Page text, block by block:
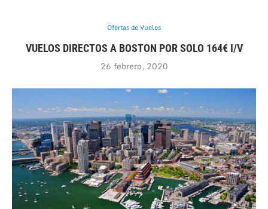
Ofertas de Vuelos
VUELOS DIRECTOS A BOSTON POR SOLO 164€ I/V
26 febrero, 2020